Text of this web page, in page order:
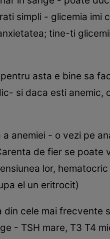
simpli - glicemia imi
tine-ti
asta e bine sa
si daca esti anemic,
anemiei - o vezi pe
de fier se poate
lor,
el un eritrocit)
cele mai frecvente
- TSH mare, T3 T4